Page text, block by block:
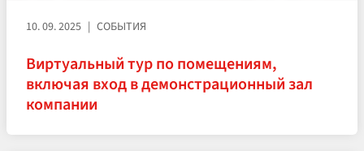
10. 09. 2025 СОБЫТИЯ
Виртуальный тур по помещениям,
включая вход в демонстрационный зал
компании